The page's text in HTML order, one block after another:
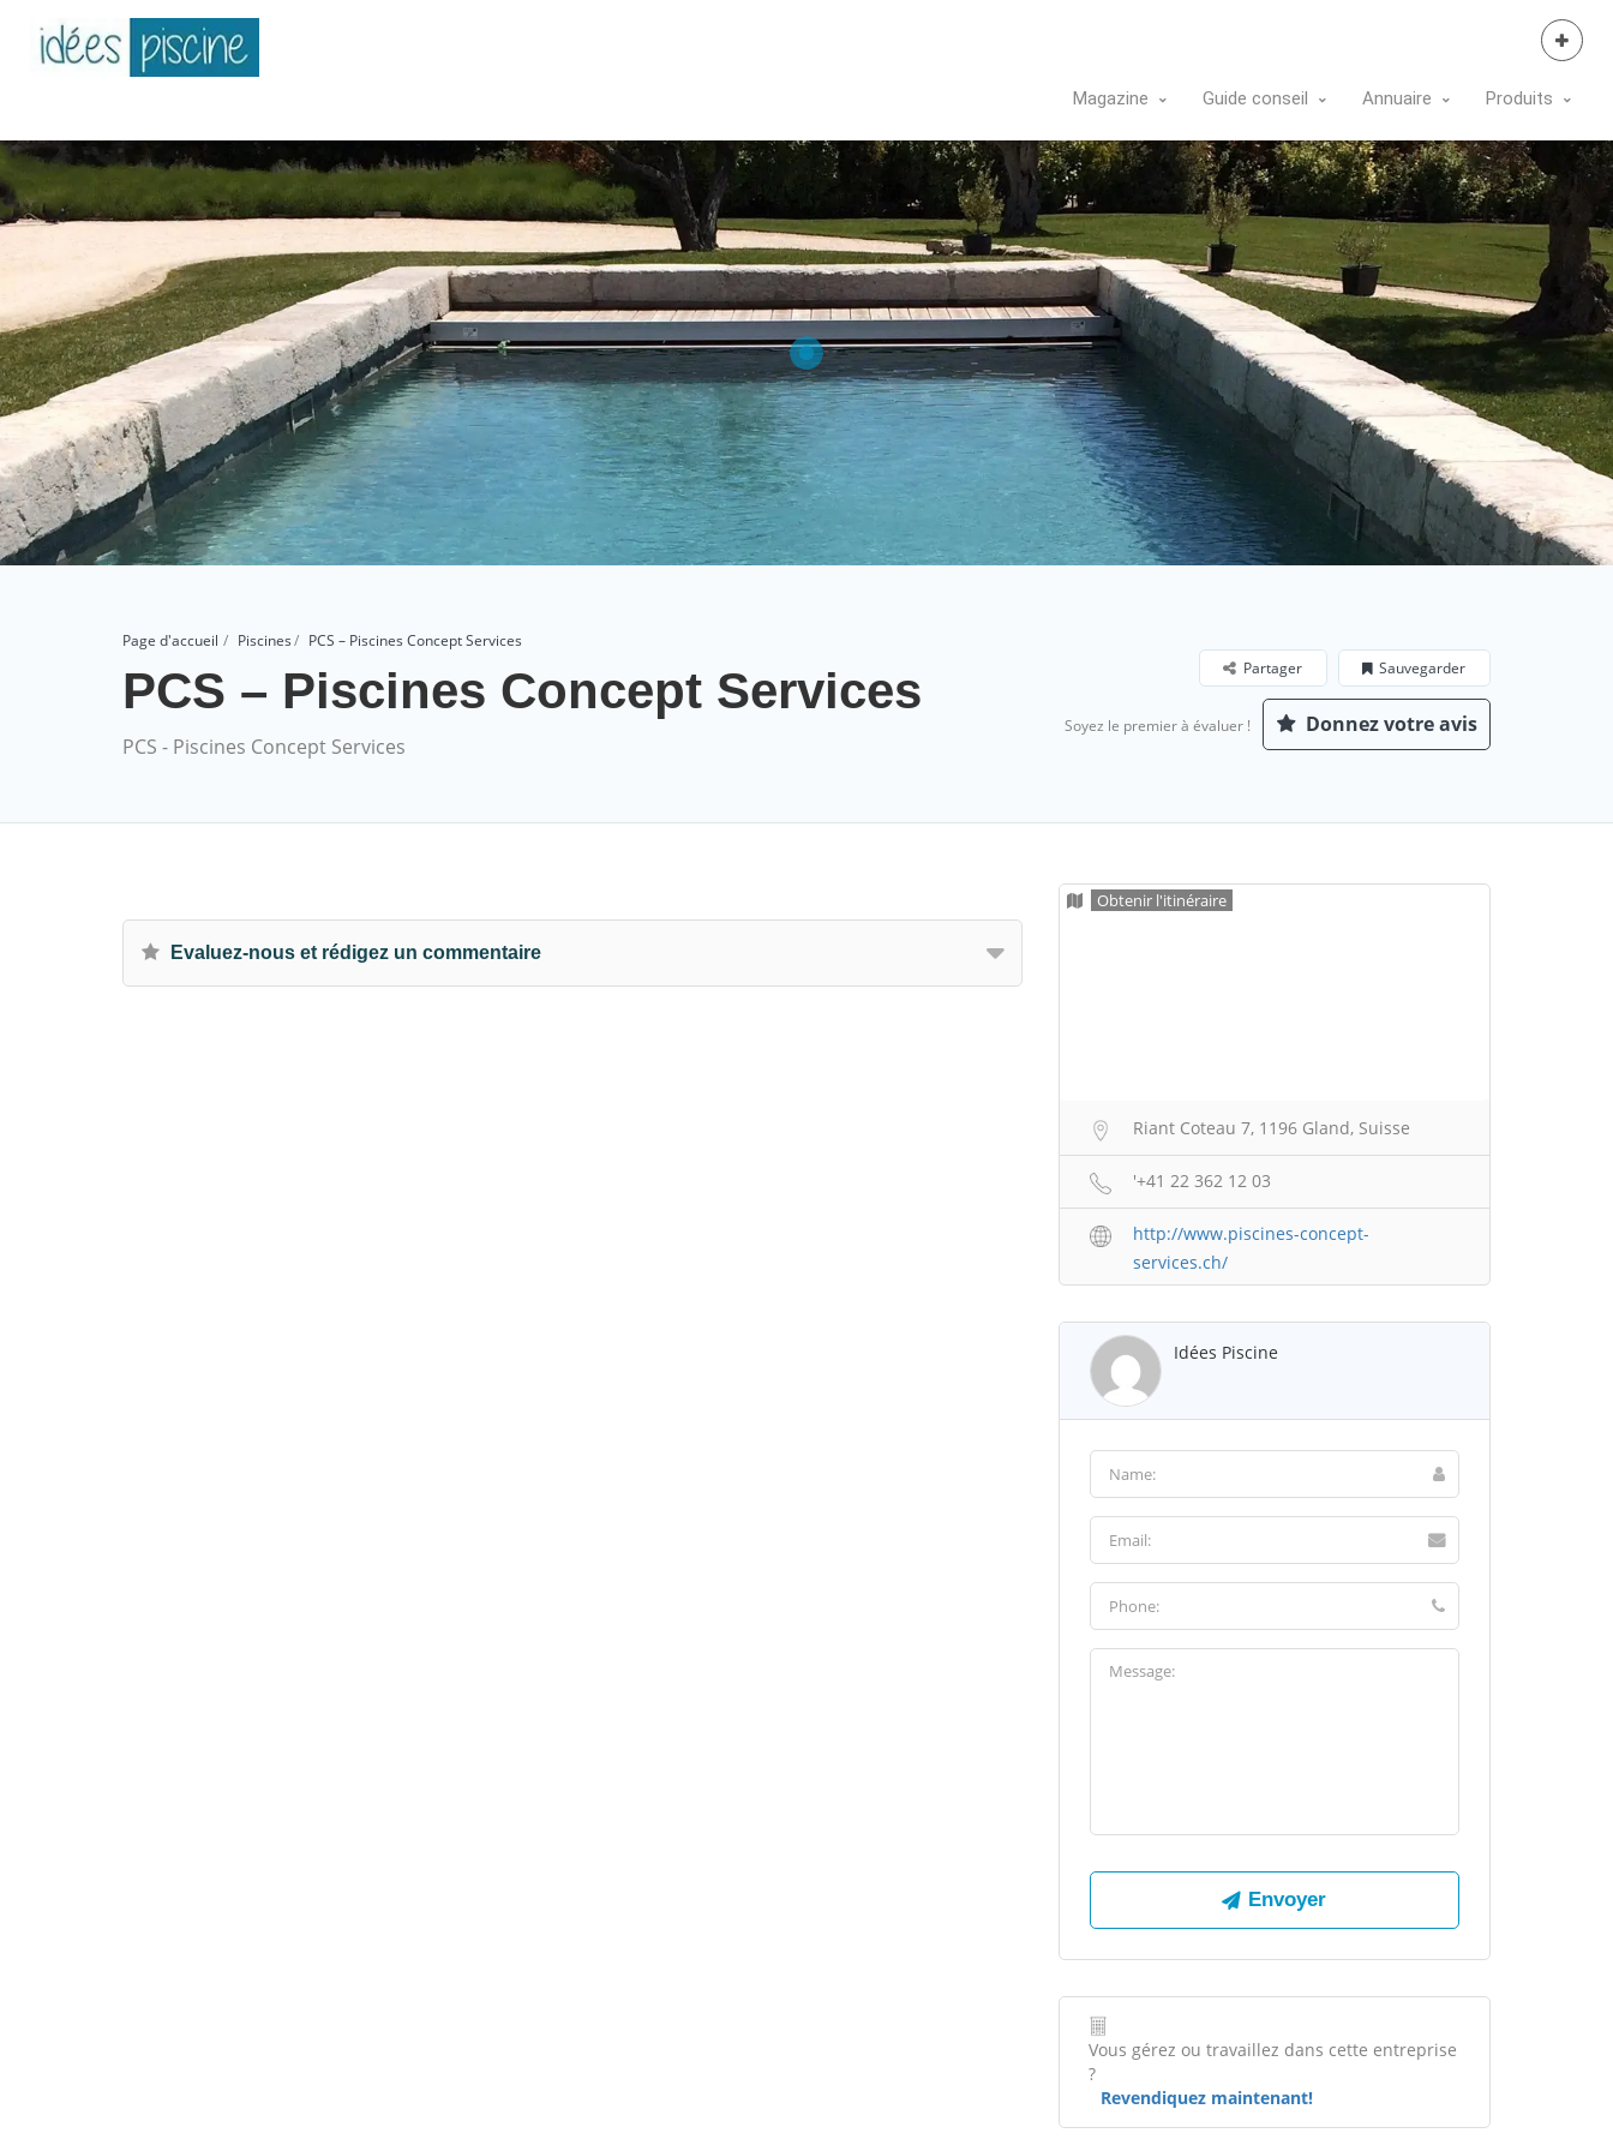
Magazine Guide conseil Annuaire Produits
Page d'accueil Piscines PCS – Piscines Concept Services
PCS – Piscines Concept Services
PCS - Piscines Concept Services
Sauvegarder
Partager
Soyez le premier à évaluer ! Donnez votre avis
Evaluez-nous et rédigez un commentaire
Obtenir l'itinéraire
Riant Coteau 7, 1196 Gland, Suisse
'+41 22 362 12 03
http://www.piscines-concept-
services.ch/
Idées Piscine
Vous gérez ou travaillez dans cette entreprise
?
Revendiquez maintenant!